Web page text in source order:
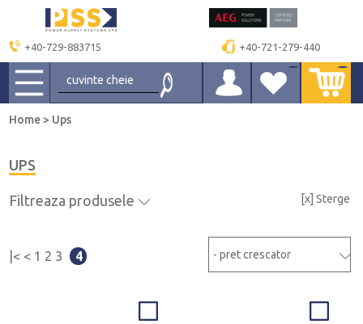
+40-729-883715 +40-721-279-440
Home> Ups
UPS
Filtreaza produsele [x] Sterge
|< < 1 2 3 4